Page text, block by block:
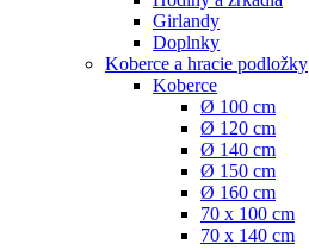
Girlandy
Doplnky
Koberce a hracie podložky
Koberce
Ø 100 cm
Ø 120 cm
Ø 140 cm
Ø 150 cm
Ø 160 cm
70 x 100 cm
70 x 140 cm